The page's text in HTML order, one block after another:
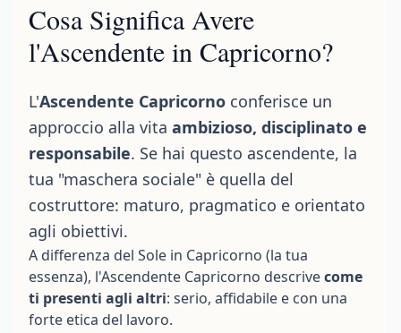
Cosa Significa Avere
l'Ascendente in Capricorno?
L'Ascendente Capricorno conferisce un
approccio alla vita ambizioso, disciplinato e
responsabile. Se hai questo ascendente, la
tua "maschera sociale" è quella del
costruttore: maturo, pragmatico e orientato
agli obiettivi.
A differenza del Sole in Capricorno (la tua
essenza), l'Ascendente Capricorno descrivecome
ti presenti agli altri: serio, affidabile e con una
forte etica del lavoro.